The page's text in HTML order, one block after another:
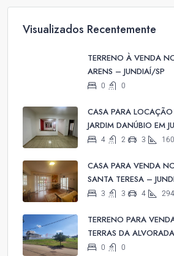
Visualizados Recentemente
TERRENO À VENDA
ARENS – JUNDIAÍ/SP
0 0
CASA PARA
JARDIM DANÚBIO EM
4 2 3 160
CASA PARA VENDA
SANTA TERESA –
3 3 4 294
TERRENO PARA
TERRAS DA
0 0